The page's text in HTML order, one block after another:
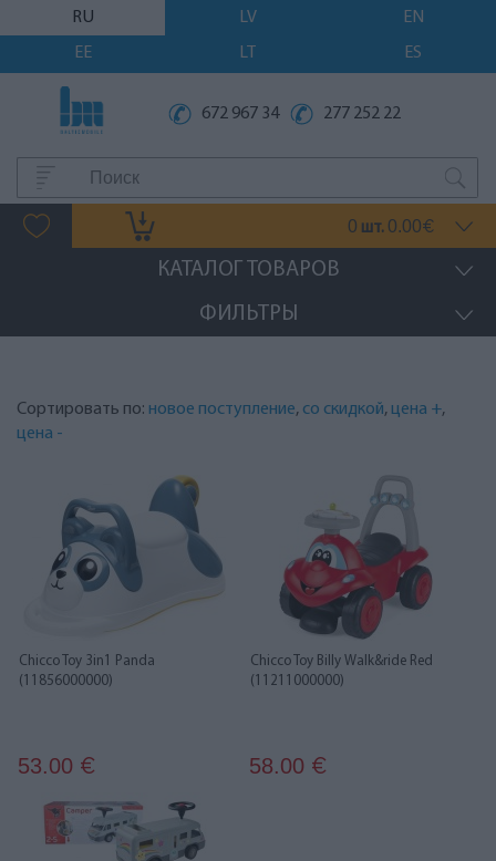
RU LV
EN
EE
LT ES
672 967 34 277 252 22
0 шт. 0.00€
КАТАЛОГ ТОВАРОВ
ФИЛЬТРЫ
Сортировать по: новое поступление, со скидкой, цена +,
цена -
Chicco Toy 3in1 Panda
(11856000000)
53.00 €
Chicco Toy Billy Walk&ride Red
(11211000000)
58.00 €